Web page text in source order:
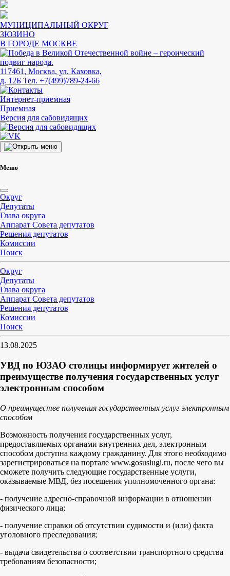
МУНИЦИПАЛЬНЫЙ ОКРУГ
ЗЮЗИНО
В ГОРОДЕ МОСКВЕ
117461, Москва, ул. Каховка,
д. 12Б Тел. +7(499)789-24-66
Интернет-приемная
Приемная
Версия для сабовидящих
Меню
Округ
Депутаты
Глава округа
Аппарат Совета депутатов
Решения депутатов
Комиссии
Поиск
Округ
Депутаты
Глава округа
Аппарат Совета депутатов
Решения депутатов
Комиссии
Поиск
13.08.2025
УВД по ЮЗАО столицы информирует жителей о
преимуществе получения государственных услуг
электронным способом
О преимуществе получения государственных услуг электронным
способом
Возможность получения государственных услуг,
предоставляемых органами внутренних дел, электронным
способом доступна каждому гражданину. Для этого необходимо
зарегистрироваться на портале www.gosuslugi.ru, после чего вы
сможете получить следующие государственные услуги,
оказываемые МВД, без посещения уполномоченного органа:
- получение адресно-справочной информации в отношении
физического лица;
- получение справки об отсутствии судимости и (или) факта
уголовного преследования;
- выдача свидетельства о соответствии транспортного средства
требованиям безопасности;